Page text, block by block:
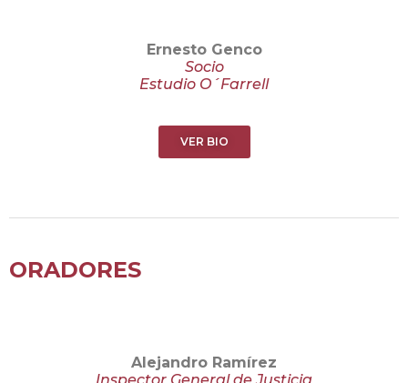
Ernesto Genco
Socio
Estudio O´Farrell
VER BIO
ORADORES
Alejandro Ramírez